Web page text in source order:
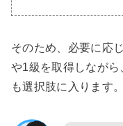
そのため、必要に応
や1級を取得しなが
も選択肢に入ります。